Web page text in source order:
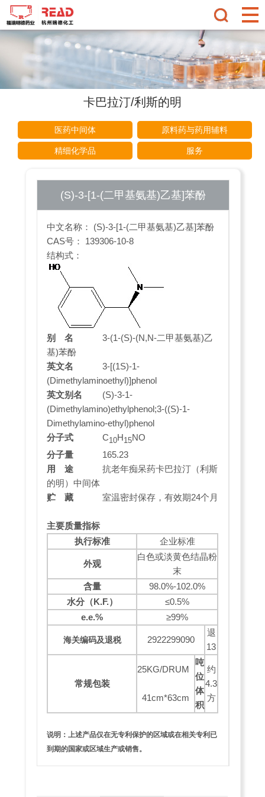
卡巴拉汀/利斯的明
医药中间体 原料药与药用辅料
精细化学品 服务
(S)-3-[1-(二甲基氨基)乙基]苯酚
中文名称： (S)-3-[1-(二甲基氨基)乙基]苯酚
CAS号： 139306-10-8
结构式：
别 名 3-(1-(S)-(N,N-二甲基氨基)乙
基)苯酚
英文名 3-[(1S)-1-
(Dimethylaminoethyl)]phenol
英文别名 (S)-3-1-
(Dimethylamino)ethylphenol;3-((S)-1-
Dimethylamino-ethyl)phenol
分子式 C10H15NO
分子量 165.23
用 途 抗老年痴呆药卡巴拉汀（利斯
的明）中间体
贮 藏 室温密封保存，有效期24个月
主要质量指标
执行标准
企业标准
外观
白色或淡黄色结晶粉
末
含量
98.0%-102.0%
水分（K.F.）
≤0.5%
e.e.%
≥99%
海关编码及退税 2922299090
退
13
常规包装
25KG/DRUM
41cm*63cm
吨
位
体
积
约
4.3
方
说明：上述产品仅在无专利保护的区域或在相关专利已
到期的国家或区域生产或销售。